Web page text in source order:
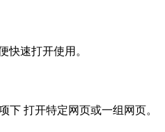
快速打开使用。
下 打开特定网页或一组网页。